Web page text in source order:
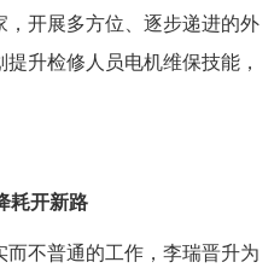
开展多方位、逐步递进的外
升检修人员电机维保技能，
耗开新路
不普通的工作，李瑞晋升为